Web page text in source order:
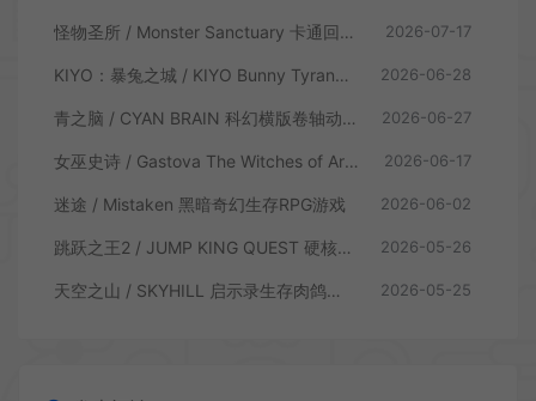
怪物圣所 / Monster Sanctuary 卡通回合制横板动作游戏 2026-07-17
KIYO：暴兔之城 / KIYO Bunny Tyranny 潜行动作游戏 2026-06-28
青之脑 / CYAN BRAIN 科幻横版卷轴动作游戏 2026-06-27
女巫史诗 / Gastova The Witches of Arkana 类银河恶魔城动作游戏 2026-06-17
迷途 / Mistaken 黑暗奇幻生存RPG游戏 2026-06-02
跳跃之王2 / JUMP KING QUEST 硬核横板跳跃游戏 2026-05-26
天空之山 / SKYHILL 启示录生存肉鸽游戏 2026-05-25